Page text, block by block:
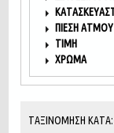
ΠΊΕΣΗ ΑΤΜΟΎ
ΤΙΜΉ
ΧΡΏΜΑ
ΤΑΞΙΝΌΜΗΣΗ ΚΑΤΆ